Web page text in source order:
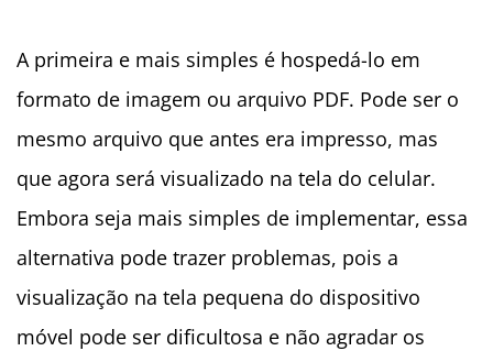
A primeira e mais simples é hospedá-lo em
formato de imagem ou arquivo PDF. Pode ser o
mesmo arquivo que antes era impresso, mas
que agora será visualizado na tela do celular.
Embora seja mais simples de implementar, essa
alternativa pode trazer problemas, pois a
visualização na tela pequena do dispositivo
móvel pode ser dificultosa e não agradar os